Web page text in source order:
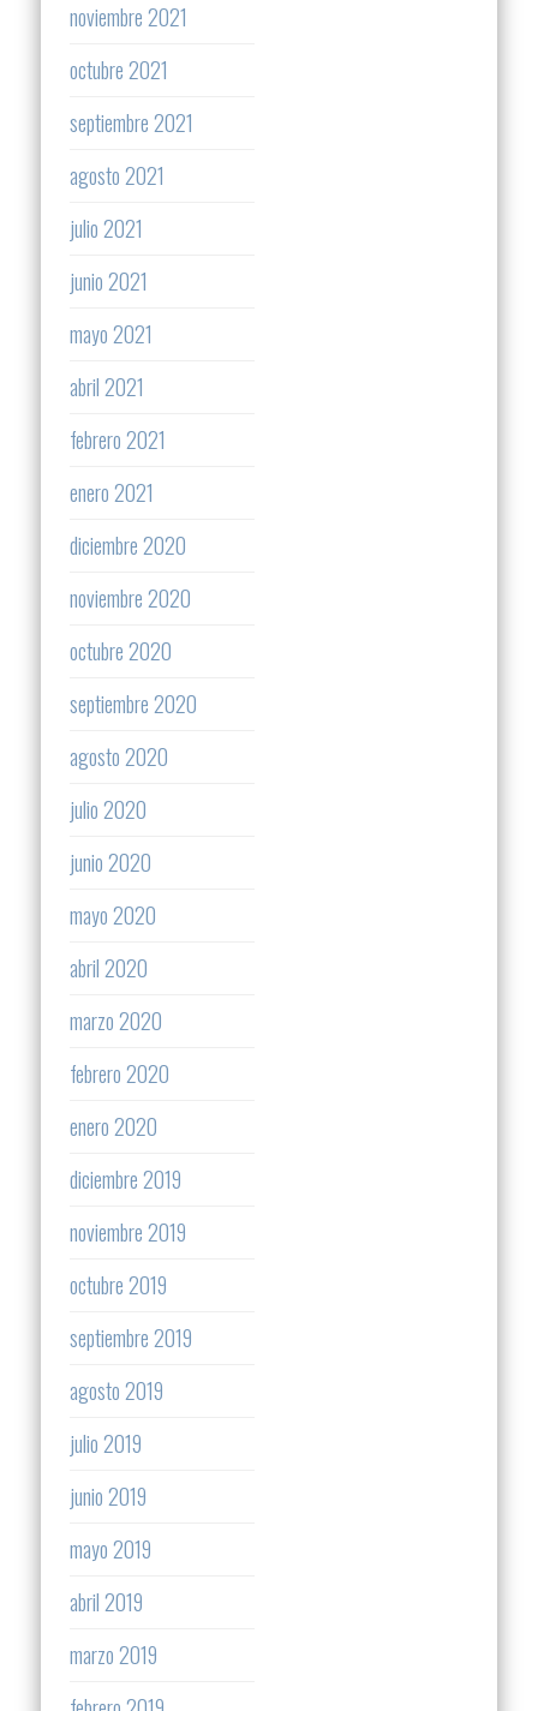
noviembre 2021
octubre 2021
septiembre 2021
agosto 2021
julio 2021
junio 2021
mayo 2021
abril 2021
febrero 2021
enero 2021
diciembre 2020
noviembre 2020
octubre 2020
septiembre 2020
agosto 2020
julio 2020
junio 2020
mayo 2020
abril 2020
marzo 2020
febrero 2020
enero 2020
diciembre 2019
noviembre 2019
octubre 2019
septiembre 2019
agosto 2019
julio 2019
junio 2019
mayo 2019
abril 2019
marzo 2019